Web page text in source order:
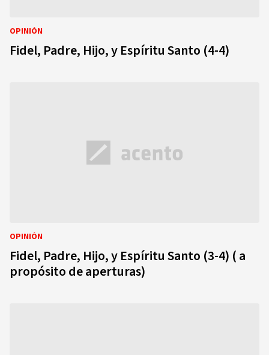
OPINIÓN
Fidel, Padre, Hijo, y Espíritu Santo (4-4)
OPINIÓN
Fidel, Padre, Hijo, y Espíritu Santo (3-4) ( a
propósito de aperturas)